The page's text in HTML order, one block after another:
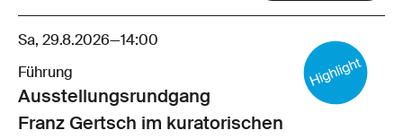
Sa, 29.8.2026—14:00
Führung
Ausstellungsrund­gang
Franz Gertsch im kuratorischen